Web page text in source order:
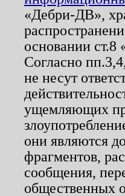
«Дебри-ДВ»,
основании
Согласно
не несут
ущемляющих
они являются
фрагментов,
сообщения,
общественных